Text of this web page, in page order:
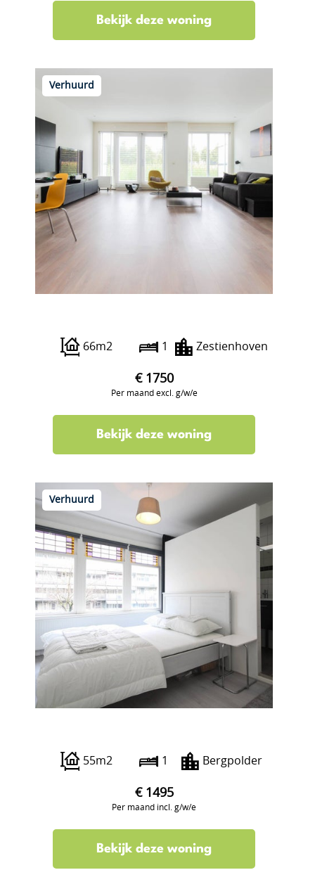
Bekijk deze woning
Verhuurd
66m2 1 Zestienhoven
€ 1750
Per maand excl. g/w/e
Bekijk deze woning
Verhuurd
55m2 1 Bergpolder
€ 1495
Per maand incl. g/w/e
Bekijk deze woning